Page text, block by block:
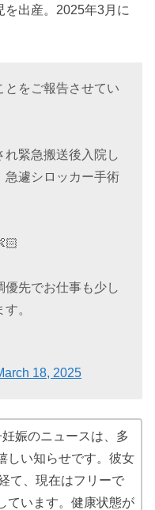
出産。2025年3月に
とをご報告させてい
れ緊急搬送後入院し
急遽シロッカー手術
先でお仕事も少し
。
18, 2025
娠のニュースは、多
しい知らせです。彼女
て、現在はフリーで
ています。健康状態が